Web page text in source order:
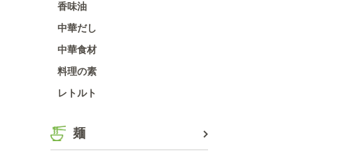
香味油
中華だし
中華食材
料理の素
レトルト
麺